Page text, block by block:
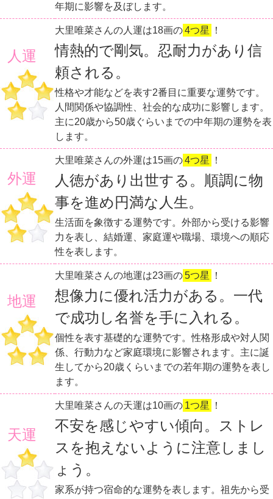
年期に影響を及ぼします。
人運
大里唯菜さんの人運は18画の4つ星 ！
情熱的で剛気。忍耐力があり信
頼される。
性格や才能などを表す2番目に重要な運勢です。
人間関係や協調性、社会的な成功に影響します。
主に20歳から50歳ぐらいまでの中年期の運勢を表
します。
外運
大里唯菜さんの外運は15画の4つ星 ！
人徳があり出世する。順調に物
事を進め円満な人生。
生活面を象徴する運勢です。外部から受ける影響
力を表し、結婚運、家庭運や職場、環境への順応
性を表します。
地運
大里唯菜さんの地運は23画の5つ星 ！
想像力に優れ活力がある。一代
で成功し名誉を手に入れる。
個性を表す基礎的な運勢です。性格形成や対人関
係、行動力など家庭環境に影響されます。主に誕
生してから20歳くらいまでの若年期の運勢を表し
ます。
天運
大里唯菜さんの天運は10画の 1つ星 ！
不安を感じやすい傾向。ストレ
スを抱えないように注意しまし
ょう。
家系が持つ宿命的な運勢を表します。祖先から受